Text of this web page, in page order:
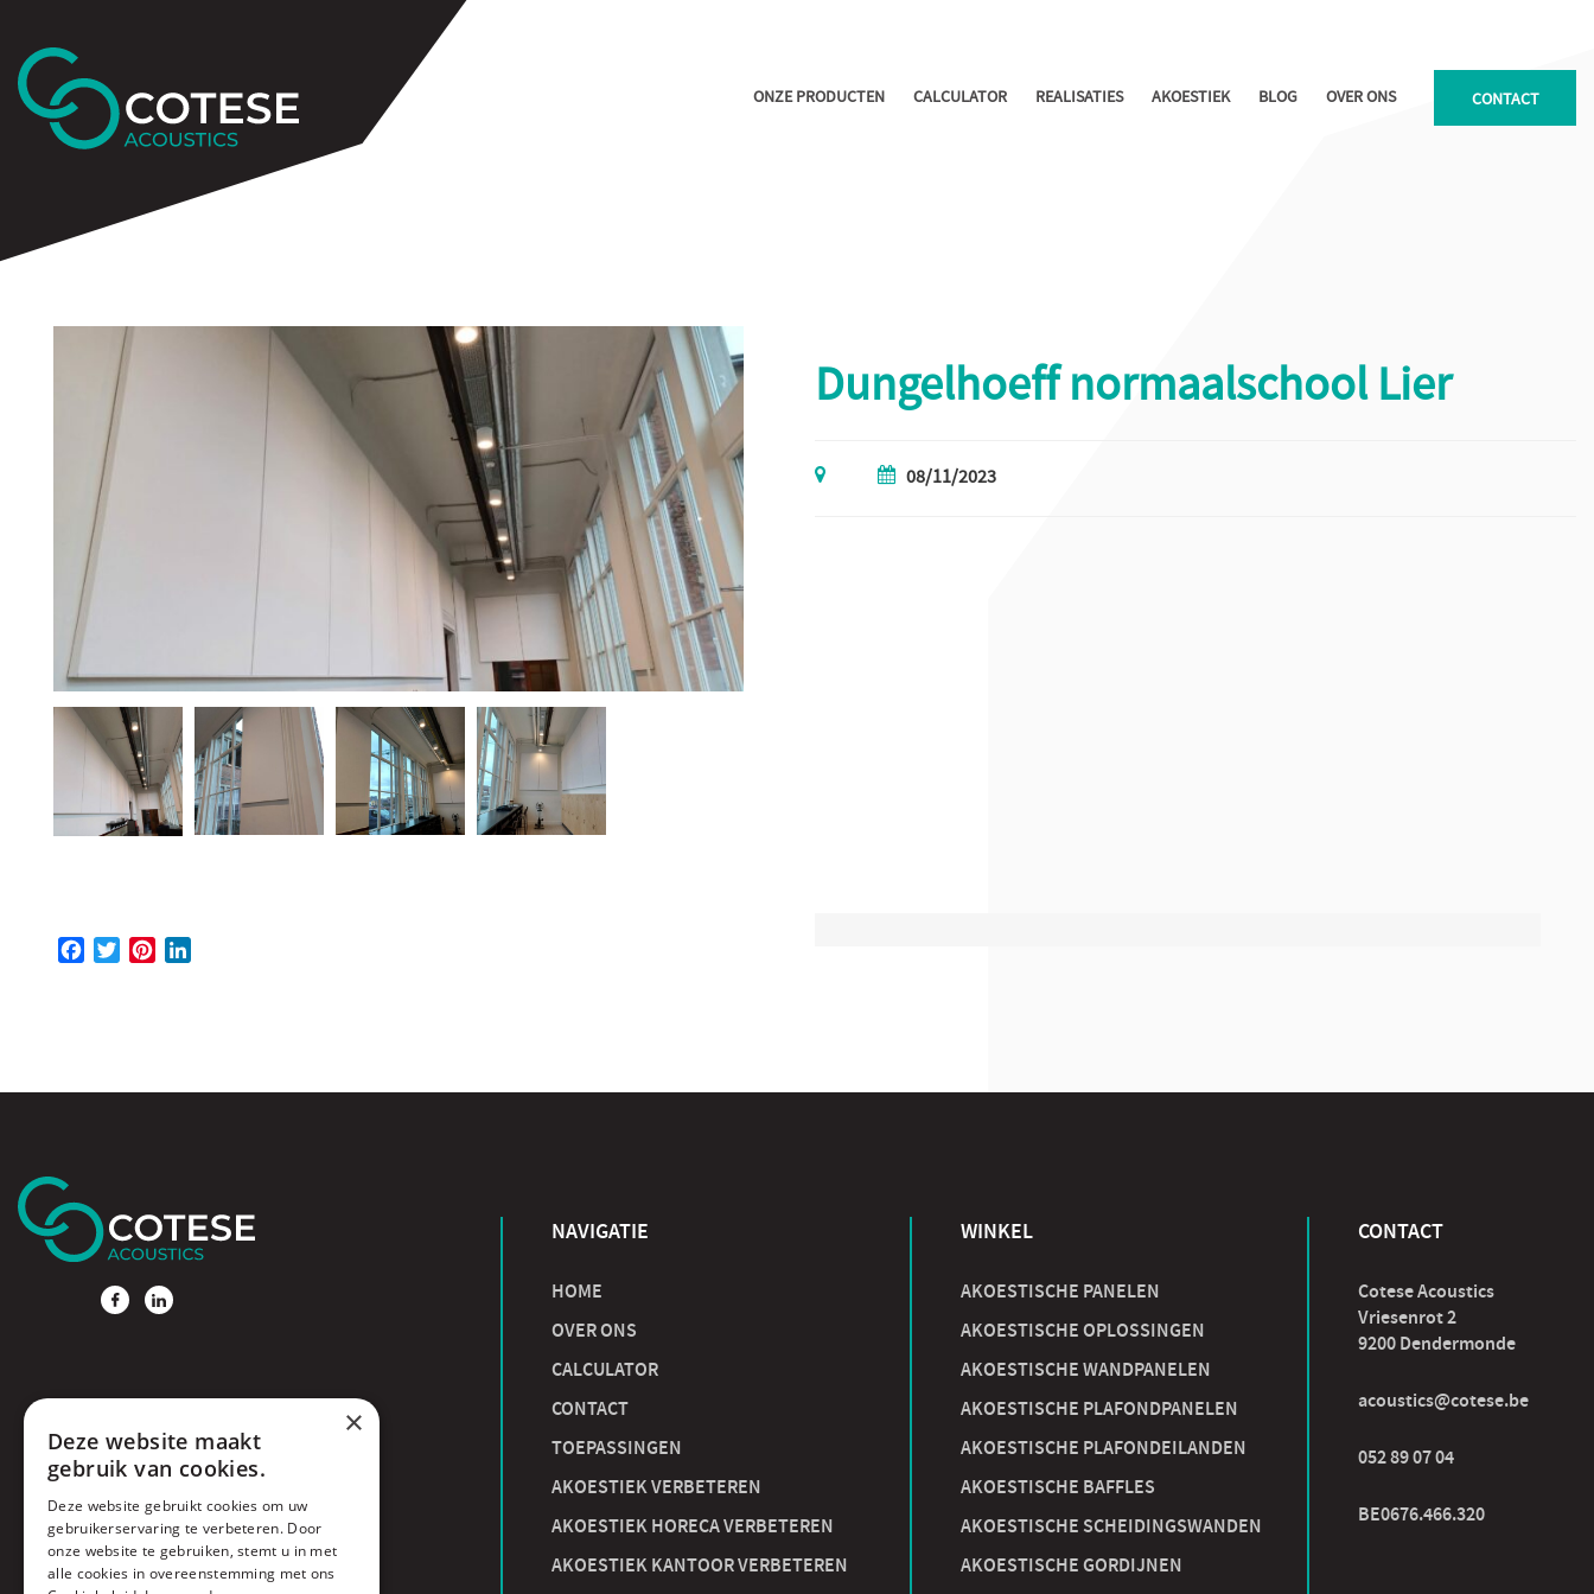
ONZE PRODUCTEN CALCULATOR REALISATIES AKOESTIEK BLOG OVER ONS CONTACT
Dungelhoeff normaalschool Lier
08/11/2023
FacebookTwitterPinterest
NAVIGATIE
HOME
OVER ONS
CALCULATOR
CONTACT
TOEPASSINGEN
AKOESTIEK VERBETEREN
AKOESTIEK HORECA VERBETEREN
AKOESTIEK KANTOOR VERBETEREN
WINKEL
AKOESTISCHE PANELEN
AKOESTISCHE OPLOSSINGEN
AKOESTISCHE WANDPANELEN
AKOESTISCHE PLAFONDPANELEN
AKOESTISCHE PLAFONDEILANDEN
AKOESTISCHE BAFFLES
AKOESTISCHE SCHEIDINGSWANDEN
AKOESTISCHE GORDIJNEN
CONTACT
Cotese Acoustics
Vriesenrot 2
9200 Dendermonde
acoustics@cotese.be
052 89 07 04
BE0676.466.320
×
Deze website maakt
gebruik van cookies.
Deze website gebruikt cookies om uw
gebruikerservaring te verbeteren. Door
onze website te gebruiken, stemt u in met
alle cookies in overeenstemming met ons